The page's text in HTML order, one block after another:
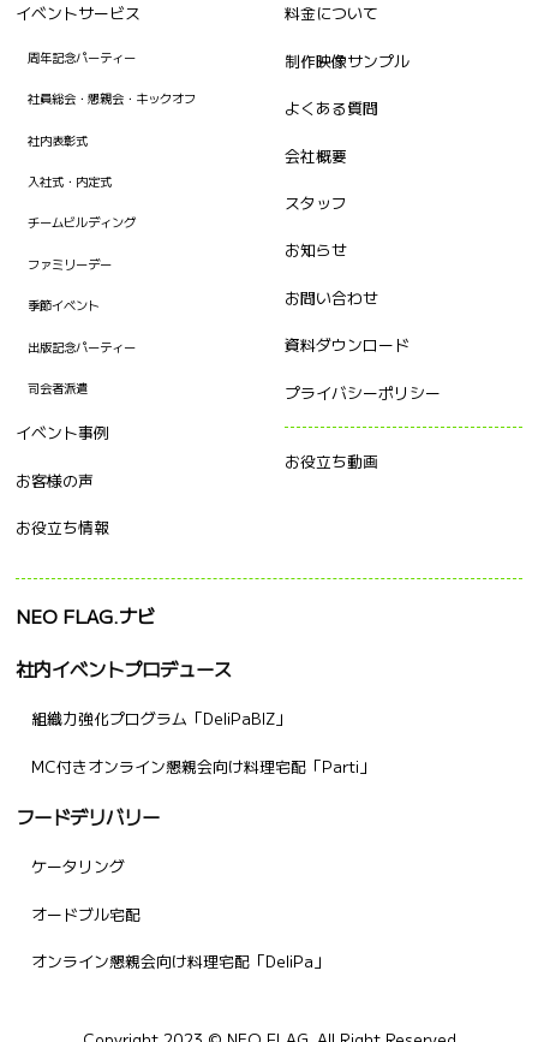
イベントサービス
周年記念パーティー
社員総会・懇親会・キックオフ
社内表彰式
入社式・内定式
チームビルディング
ファミリーデー
季節イベント
出版記念パーティー
司会者派遣
イベント事例
お客様の声
お役立ち情報
料金について
制作映像サンプル
よくある質問
会社概要
スタッフ
お知らせ
お問い合わせ
資料ダウンロード
プライバシーポリシー
お役立ち動画
NEO FLAG.ナビ
社内イベントプロデュース
組織力強化プログラム「DeliPaBIZ」
MC付きオンライン懇親会向け料理宅配「Parti」
フードデリバリー
ケータリング
オードブル宅配
オンライン懇親会向け料理宅配「DeliPa」